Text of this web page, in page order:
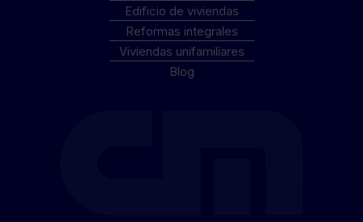
Edificio de viviendas
Reformas integrales
Viviendas unifamiliares
Blog